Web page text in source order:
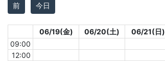
前 今日
06/19(金) 06/20(土) 06/21(日)
09:00
12:00